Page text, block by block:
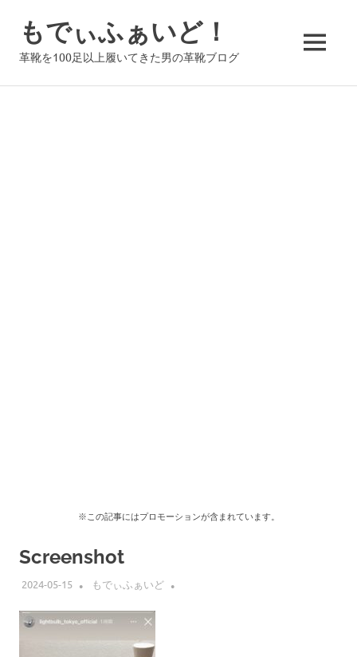
ツ
もでぃふぁいど！
革靴を100足以上履いてきた男の革靴ブログ MENU
※この記事にはプロモーションが含まれています。
Screenshot
2024-05-15 もでぃふぁいど